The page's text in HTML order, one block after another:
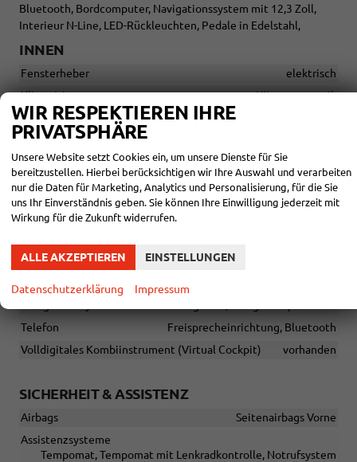
Bluetooth, Bordcomputer, Navigationssystem mit 12,3 Zoll,
Interieur N-Line, LED-Rückleuchten, Pedale in Edelstahl,
INNEN
Fensterheber
elektrisch
Klimatisierung
Klimaautomatik
Lenkrad
in Leder, höhenverstellbar, mit Multifunktionen, mit
Sitze
Isofix (Kindersitzbefestigung), Sitzheizung
Sitze: Verstellbarkeit
Höhenverstellbarer Fahrersitz
Audioanlage
Schnittstelle USB, Android Auto, Apple CarPlay
Bordcomputer
Telefon
Freisprecheinrichtung, Bluetooth
Volldigitales Kombiinstrument (Virtual Cockpit)
vorhanden
SICHERHEIT & ASSISTENZ
Airbags
Seitenairbags Vorne
Assistenzsysteme
Tempomat, Tempomat mit Lenkradkontrolle, Notrufsystem
WIR RESPEKTIEREN IHRE
PRIVATSPHÄRE
Unsere Website setzt Cookies ein, um unsere Dienste für Sie
bereitzustellen. Hierbei berücksichtigen wir Ihre Auswahl und verarbeiten
nur die Daten für Marketing, Analytics und Personalisierung, für die Sie
uns Ihr Einverständnis geben. Sie können Ihre Einwilligung jederzeit mit
Wirkung für die Zukunft widerrufen.
ALLE AKZEPTIEREN EINSTELLUNGEN
Datenschutzerklärung Impressum